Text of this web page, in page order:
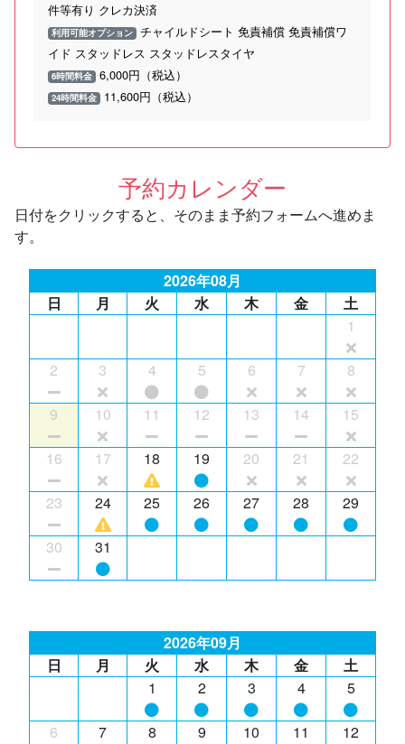
件等有り クレカ決済
利用可能オプション チャイルドシート 免責補償 免責補償ワ
イド スタッドレス スタッドレスタイヤ
6時間料金 6,000円（税込）
24時間料金 11,600円（税込）
予約カレンダー
日付をクリックすると、そのまま予約フォームへ進めま
す。
2026年08月
日
月 火 水 木 金
土
1
2 3 4 5 6 7 8
9 10 11 12 13 14 15
16 17 18 19 20 21 22
23 24 25 26 27 28 29
30 31
2026年09月
日
月 火 水 木 金
土
1
2 3 4 5
6 7 8 9 10 11 12